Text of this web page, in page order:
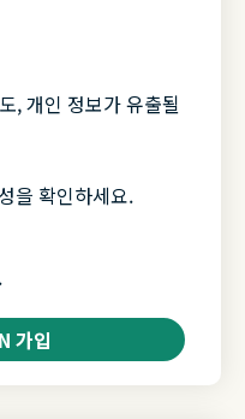
, 개인 정보가 유출될
을 확인하세요.
가입